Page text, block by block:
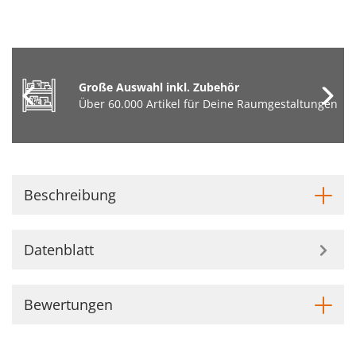
Große Auswahl inkl. Zubehör
Über 60.000 Artikel für Deine Raumgestaltungen
Beschreibung
Datenblatt
Bewertungen